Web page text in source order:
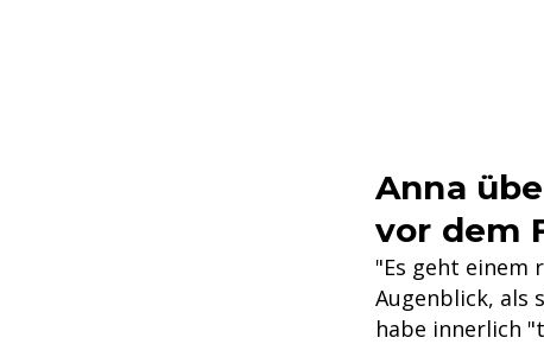
Anna
vor dem
"Es geht einem
Augenblick, als
habe innerlich